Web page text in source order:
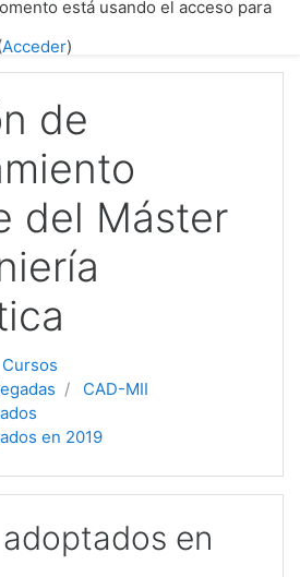
está usando el acceso para
Acceder)
de
del Máster
Cursos
CAD-MII
en 2019
en